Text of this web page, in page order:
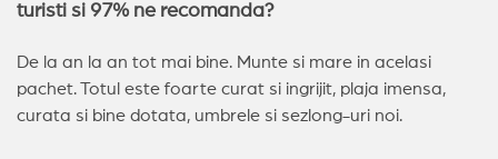
turisti si 97% ne recomanda?
De la an la an tot mai bine. Munte si mare in acelasi
pachet. Totul este foarte curat si ingrijit, plaja imensa,
curata si bine dotata, umbrele si sezlong-uri noi.